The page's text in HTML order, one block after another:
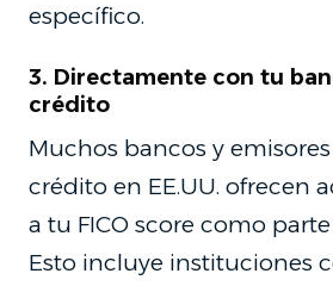
específico.
3. Directamente con tu
crédito
Muchos bancos y
crédito en EE.UU. ofrecen
a tu FICO score como
Esto incluye instituciones